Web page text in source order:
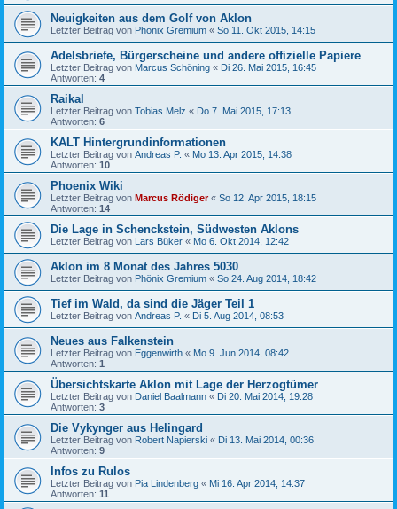
Neuigkeiten aus dem Golf von Aklon
Letzter Beitrag von Phönix Gremium « So 11. Okt 2015, 14:15
Adelsbriefe, Bürgerscheine und andere offizielle Papiere
Letzter Beitrag von Marcus Schöning « Di 26. Mai 2015, 16:45
Antworten: 4
Raikal
Letzter Beitrag von Tobias Melz « Do 7. Mai 2015, 17:13
Antworten: 6
KALT Hintergrundinformationen
Letzter Beitrag von Andreas P. « Mo 13. Apr 2015, 14:38
Antworten: 10
Phoenix Wiki
Letzter Beitrag von Marcus Rödiger« So 12. Apr 2015, 18:15
Antworten: 14
Die Lage in Schenckstein, Südwesten Aklons
Letzter Beitrag von Lars Büker « Mo 6. Okt 2014, 12:42
Aklon im 8 Monat des Jahres 5030
Letzter Beitrag von Phönix Gremium « So 24. Aug 2014, 18:42
Tief im Wald, da sind die Jäger Teil 1
Letzter Beitrag von Andreas P. « Di 5. Aug 2014, 08:53
Neues aus Falkenstein
Letzter Beitrag von Eggenwirth « Mo 9. Jun 2014, 08:42
Antworten: 1
Übersichtskarte Aklon mit Lage der Herzogtümer
Letzter Beitrag von Daniel Baalmann « Di 20. Mai 2014, 19:28
Antworten: 3
Die Vykynger aus Helingard
Letzter Beitrag von Robert Napierski « Di 13. Mai 2014, 00:36
Antworten: 9
Infos zu Rulos
Letzter Beitrag von Pia Lindenberg « Mi 16. Apr 2014, 14:37
Antworten: 11